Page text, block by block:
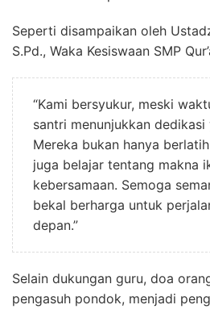
Seperti disampaikan oleh
S.Pd., Waka Kesiswaan SMP
“Kami bersyukur, meski
santri menunjukkan dedikasi
Mereka bukan hanya
juga belajar tentang makna
kebersamaan. Semoga
bekal berharga untuk
depan.”
Selain dukungan guru, doa
pengasuh pondok, menjadi